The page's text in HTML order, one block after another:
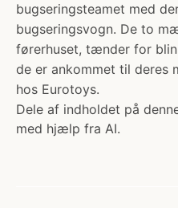
bugseringsteamet med
bugseringsvogn. De to
førerhuset, tænder for
de er ankommet til deres
hos Eurotoys.
Dele af indholdet på
med hjælp fra AI.